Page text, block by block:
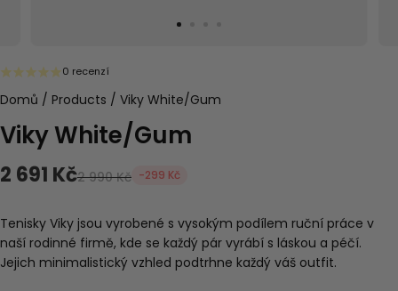
0 recenzí
Domů / Products / Viky White/Gum
Viky White/Gum
2 691 Kč2 990 Kč -299 Kč
Tenisky Viky jsou vyrobené s vysokým podílem ruční práce v
naší rodinné firmě, kde se každý pár vyrábí s láskou a péčí.
Jejich minimalistický vzhled podtrhne každý váš outfit.